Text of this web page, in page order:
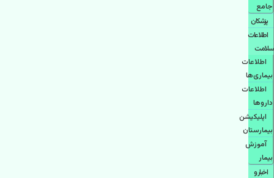
جامع
پزشكان
اطلاعات
سلامت
اطلاعات
بیماری‌ها
اطلاعات
دارو‌ها
اپليكيشن
بيمارستان
آموزش
بیمار
اخبار و